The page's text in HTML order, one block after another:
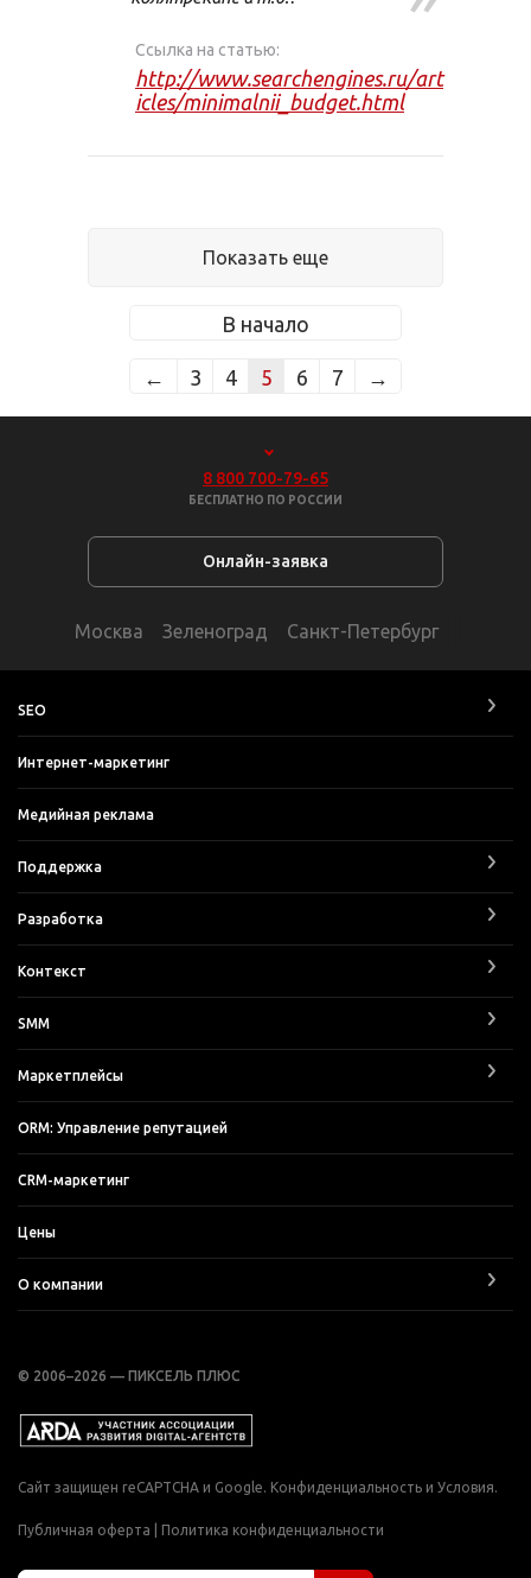
Ссылка на статью:
http://www.searchengines.ru/art
icles/minimalnii_budget.html
Показать еще
В начало
← 3 4 5 6 7 →
8 800 700-79-65
БЕСПЛАТНО ПО РОССИИ
Онлайн-заявка
Москва Зеленоград Санкт-Петербург
SEO
Интернет-маркетинг
Медийная реклама
Поддержка
Разработка
Контекст
SMM
Маркетплейсы
ORM: Управление репутацией
CRM-маркетинг
Цены
О компании
© 2006–2026 — ПИКСЕЛЬ ПЛЮС
Сайт защищен reCAPTCHA и Google. Конфиденциальность и Условия.
Публичная оферта Политика конфиденциальности